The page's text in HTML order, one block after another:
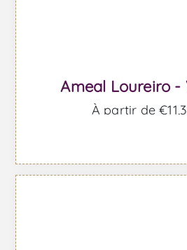
Ameal Loureiro -
À partir de